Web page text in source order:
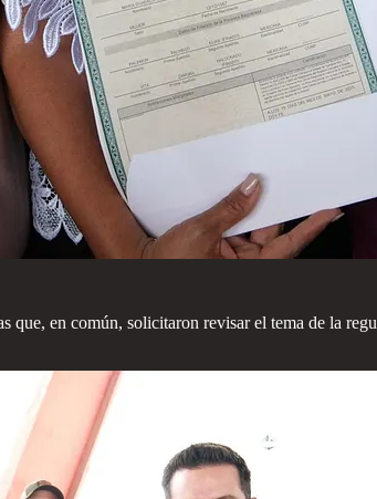
que, en común, solicitaron revisar el tema de la